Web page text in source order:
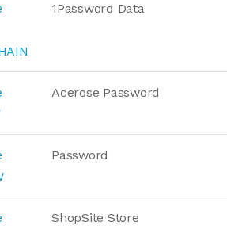
1Password Data
Acerose Password
Password
ShopSite Store